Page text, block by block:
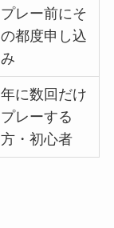
プレー前にそ
の都度申し込
み
年に数回だけ
プレーする
方・初心者